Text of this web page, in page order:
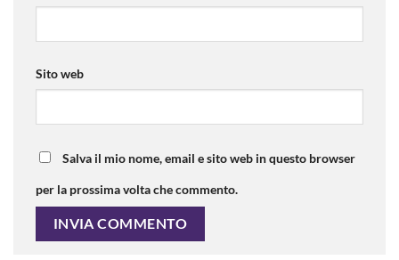
Sito web
Salva il mio nome, email e sito web in questo browser
per la prossima volta che commento.